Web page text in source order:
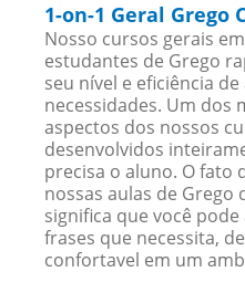
1-on-1 Geral Grego
Nosso cursos gerais
estudantes de Grego
seu nível e eficiência
necessidades. Um dos
aspectos dos nossos
desenvolvidos
precisa o aluno. O fato
nossas aulas de Grego
significa que você
frases que necessita,
confortavel em um